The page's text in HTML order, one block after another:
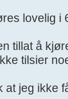
lovelig i
tillat å
tilsier
at jeg ikke